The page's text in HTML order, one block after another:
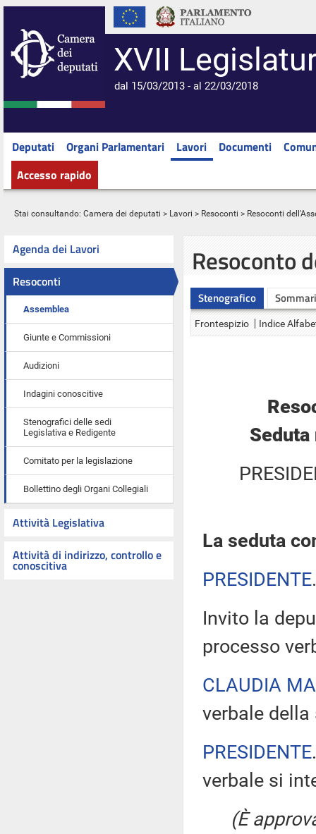
XVII
dal 15/03/2013 - al 22/03/2018
Deputati Organi Parlamentari Lavori Documenti
Accesso rapido
Stai consultando: Camera dei deputati > Lavori > Resoconti > Resoconti
Agenda dei Lavori
Resoconti
Assemblea
Giunte e Commissioni
Audizioni
Indagini conoscitive
Stenografici delle sedi
Legislativa e Redigente
Comitato per la legislazione
Bollettino degli Organi Collegiali
Attività Legislativa
Attività di indirizzo, controllo e
conoscitiva
Resoconto
Stenografico
Frontespizio Indice
La seduta
PRESIDENTE
Invito la
processo
CLAUDIA
verbale
PRESIDENTE
verbale si
(È